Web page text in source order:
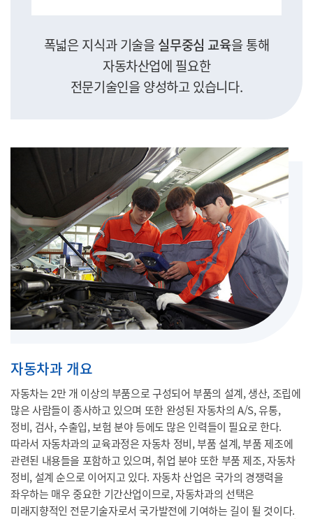
폭넓은 지식과 기술을실무중심 교육을 통해
자동차산업에 필요한
전문기술인을 양성하고 있습니다.
자동차과 개요
자동차는 2만 개 이상의 부품으로 구성되어 부품의 설계, 생산, 조립에
많은 사람들이 종사하고 있으며 또한 완성된 자동차의 A/S, 유통,
정비, 검사, 수출입, 보험 분야 등에도 많은 인력들이 필요로 한다.
따라서 자동차과의 교육과정은 자동차 정비, 부품 설계, 부품 제조에
관련된 내용들을 포함하고 있으며, 취업 분야 또한 부품 제조, 자동차
정비, 설계 순으로 이어지고 있다. 자동차 산업은 국가의 경쟁력을
좌우하는 매우 중요한 기간산업이므로, 자동차과의 선택은
미래지향적인 전문기술자로서 국가발전에 기여하는 길이 될 것이다.